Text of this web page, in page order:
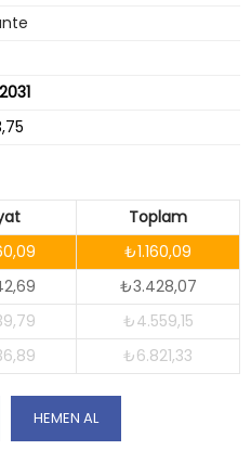
Toplam
₺1.160,09
₺3.428,07
₺4.559,15
₺6.821,33
HEMEN AL